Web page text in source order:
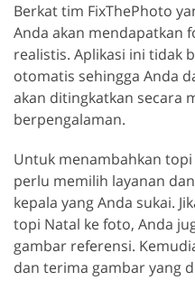
Berkat tim FixThePhoto
Anda akan mendapatkan
realistis. Aplikasi ini tidak
otomatis sehingga Anda
akan ditingkatkan secara
berpengalaman.
Untuk menambahkan
perlu memilih layanan
kepala yang Anda sukai.
topi Natal ke foto, Anda
gambar referensi.
dan terima gambar yang